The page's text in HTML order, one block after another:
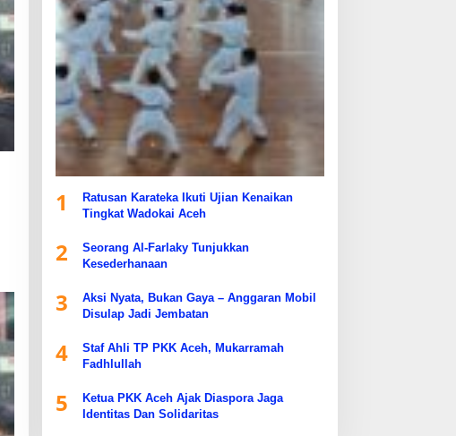
1
Ratusan Karateka Ikuti Ujian Kenaikan
Tingkat Wadokai Aceh
2
Seorang Al-Farlaky Tunjukkan
Kesederhanaan
3
Aksi Nyata, Bukan Gaya – Anggaran Mobil
Disulap Jadi Jembatan
4
Staf Ahli TP PKK Aceh, Mukarramah
Fadhlullah
5
Ketua PKK Aceh Ajak Diaspora Jaga
Identitas Dan Solidaritas